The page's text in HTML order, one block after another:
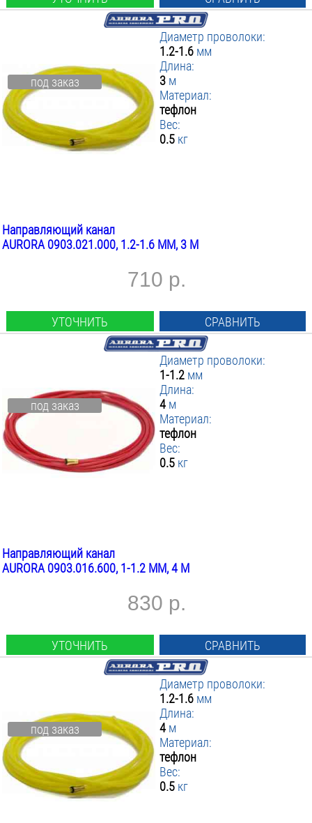
под заказ
Диаметр проволоки:
1.2-1.6 мм
Длина:
3 м
Материал:
тефлон
Вес:
0.5 кг
Направляющий канал
AURORA 0903.021.000, 1.2-1.6 ММ, 3 М
710 р.
УТОЧНИТЬ СРАВНИТЬ
под заказ
Диаметр проволоки:
1-1.2 мм
Длина:
4 м
Материал:
тефлон
Вес:
0.5 кг
Направляющий канал
AURORA 0903.016.600, 1-1.2 ММ, 4 М
830 р.
УТОЧНИТЬ СРАВНИТЬ
под заказ
Диаметр проволоки:
1.2-1.6 мм
Длина:
4 м
Материал:
тефлон
Вес:
0.5 кг